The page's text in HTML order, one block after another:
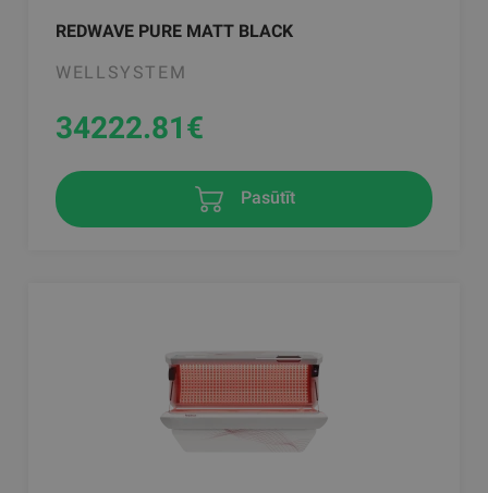
REDWAVE PURE MATT BLACK
WELLSYSTEM
34222.81€
Pasūtīt